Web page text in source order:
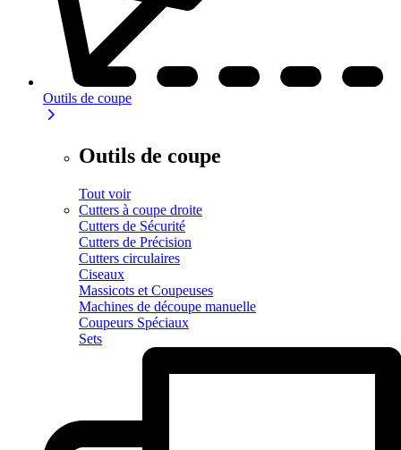
Outils de coupe
Outils de coupe
Tout voir
Cutters à coupe droite
Cutters de Sécurité
Cutters de Précision
Cutters circulaires
Ciseaux
Massicots et Coupeuses
Machines de découpe manuelle
Coupeurs Spéciaux
Sets